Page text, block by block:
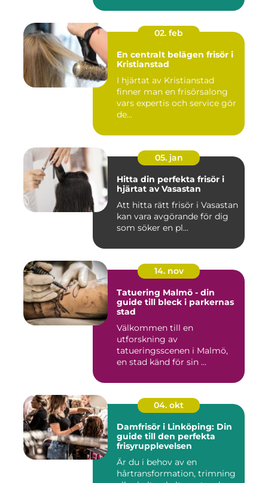
02. feb
En centralt belägen frisör i
Kristianstad
I hjärtat av Kristianstad
finner man en frisörsalong
vars expertis och service gör
de...
05. jan
Hitta din perfekta frisör i
hjärtat av Vasastan
Att hitta rätt frisör i Vasastan
kan vara avgörande för dig
som söker en pl...
14. nov
Tatuering Malmö - din
guide till bleck i parkernas
stad
Välkommen till en
utforskning av
tatueringsscenen i Malmö,
en stad känd för sin ...
04. okt
Damfrisör i Linköping: Din
guide till den perfekta
frisyrupplevelsen
Är du i behov av en
hårtransformation, trimning